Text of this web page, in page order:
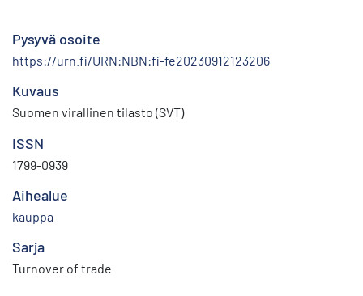
Pysyvä osoite
https://urn.fi/URN:NBN:fi-fe20230912123206
Kuvaus
Suomen virallinen tilasto (SVT)
ISSN
1799-0939
Aihealue
kauppa
Sarja
Turnover of trade